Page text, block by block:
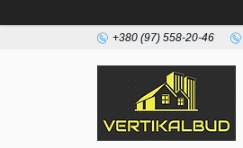
+380 (97) 558-20-46